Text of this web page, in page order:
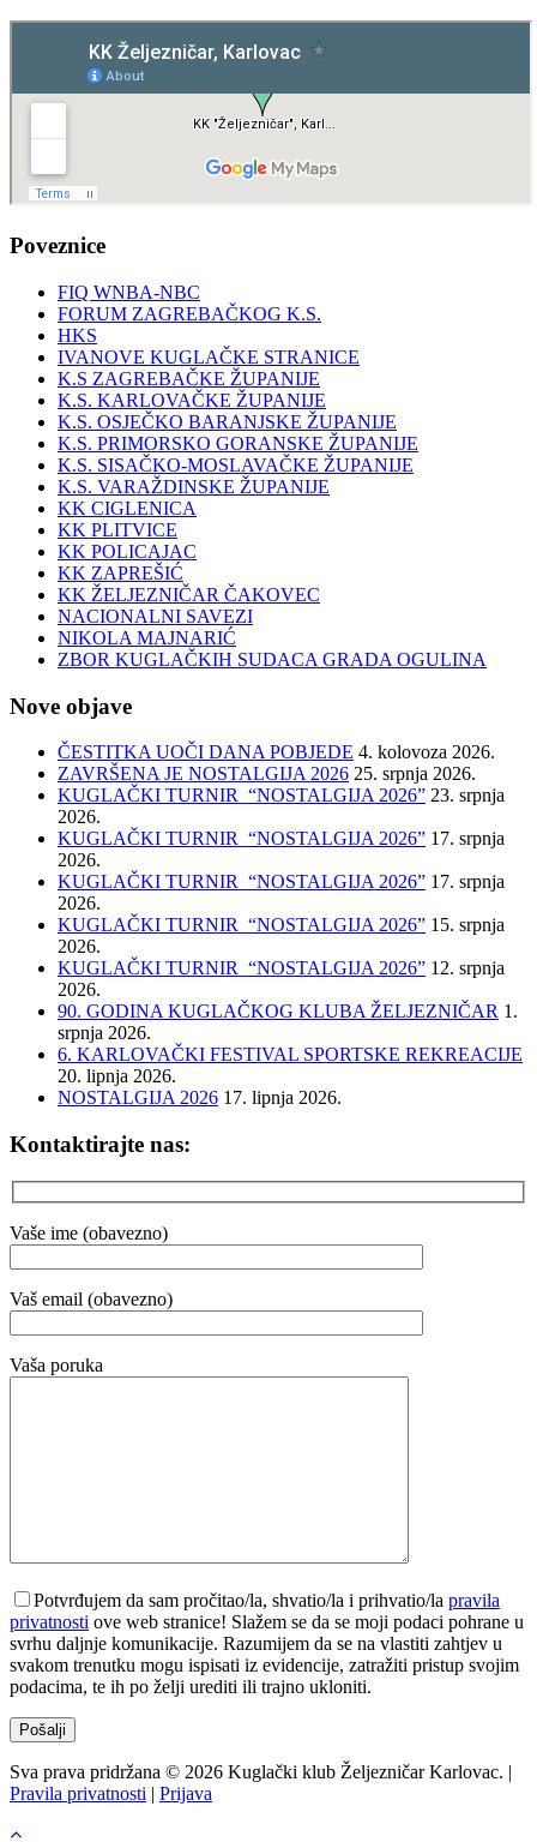
Poveznice
FIQ WNBA-NBC
FORUM ZAGREBAČKOG K.S.
HKS
IVANOVE KUGLAČKE STRANICE
K.S ZAGREBAČKE ŽUPANIJE
K.S. KARLOVAČKE ŽUPANIJE
K.S. OSJEČKO BARANJSKE ŽUPANIJE
K.S. PRIMORSKO GORANSKE ŽUPANIJE
K.S. SISAČKO-MOSLAVAČKE ŽUPANIJE
K.S. VARAŽDINSKE ŽUPANIJE
KK CIGLENICA
KK PLITVICE
KK POLICAJAC
KK ZAPREŠIĆ
KK ŽELJEZNIČAR ČAKOVEC
NACIONALNI SAVEZI
NIKOLA MAJNARIĆ
ZBOR KUGLAČKIH SUDACA GRADA OGULINA
Nove objave
ČESTITKA UOČI DANA POBJEDE 4. kolovoza 2026.
ZAVRŠENA JE NOSTALGIJA 2026 25. srpnja 2026.
KUGLAČKI TURNIR “NOSTALGIJA 2026” 23. srpnja
2026.
KUGLAČKI TURNIR “NOSTALGIJA 2026” 17. srpnja
2026.
KUGLAČKI TURNIR “NOSTALGIJA 2026” 17. srpnja
2026.
KUGLAČKI TURNIR “NOSTALGIJA 2026” 15. srpnja
2026.
KUGLAČKI TURNIR “NOSTALGIJA 2026” 12. srpnja
2026.
90. GODINA KUGLAČKOG KLUBA ŽELJEZNIČAR 1.
srpnja 2026.
6. KARLOVAČKI FESTIVAL SPORTSKE REKREACIJE
20. lipnja 2026.
NOSTALGIJA 2026 17. lipnja 2026.
Kontaktirajte nas:
Vaše ime (obavezno)
Vaš email (obavezno)
Vaša poruka
Potvrđujem da sam pročitao/la, shvatio/la i prihvatio/la pravila
privatnosti ove web stranice! Slažem se da se moji podaci pohrane u
svrhu daljnje komunikacije. Razumijem da se na vlastiti zahtjev u
svakom trenutku mogu ispisati iz evidencije, zatražiti pristup svojim
podacima, te ih po želji urediti ili trajno ukloniti.
Sva prava pridržana © 2026 Kuglački klub Željezničar Karlovac. |
Pravila privatnosti | Prijava